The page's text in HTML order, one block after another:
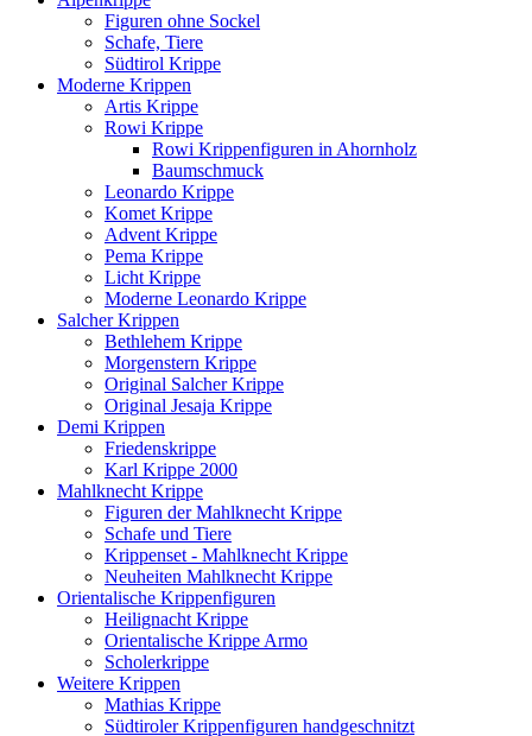
Figuren ohne Sockel
Schafe, Tiere
Südtirol Krippe
Moderne Krippen
Artis Krippe
Rowi Krippe
Rowi Krippenfiguren in Ahornholz
Baumschmuck
Leonardo Krippe
Komet Krippe
Advent Krippe
Pema Krippe
Licht Krippe
Moderne Leonardo Krippe
Salcher Krippen
Bethlehem Krippe
Morgenstern Krippe
Original Salcher Krippe
Original Jesaja Krippe
Demi Krippen
Friedenskrippe
Karl Krippe 2000
Mahlknecht Krippe
Figuren der Mahlknecht Krippe
Schafe und Tiere
Krippenset - Mahlknecht Krippe
Neuheiten Mahlknecht Krippe
Orientalische Krippenfiguren
Heilignacht Krippe
Orientalische Krippe Armo
Scholerkrippe
Weitere Krippen
Mathias Krippe
Südtiroler Krippenfiguren handgeschnitzt